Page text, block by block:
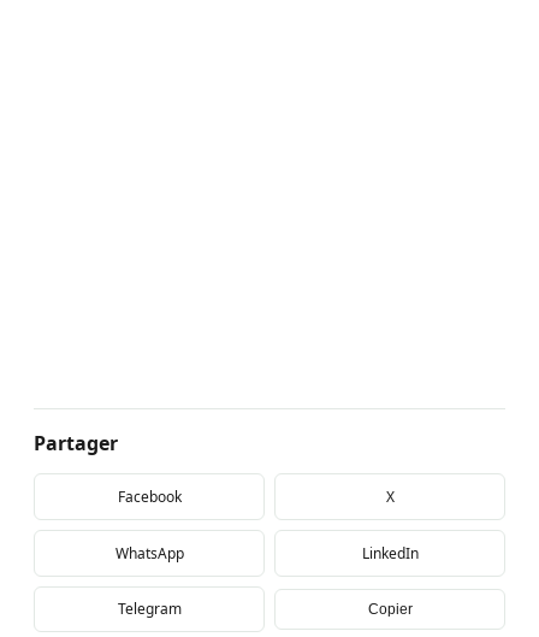
Partager
Facebook X
WhatsApp LinkedIn
Telegram Copier